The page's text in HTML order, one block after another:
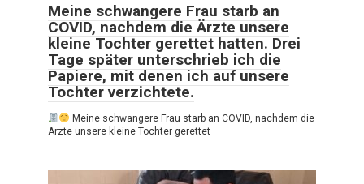
Meine schwangere Frau starb an
COVID, nachdem die Ärzte unsere
kleine Tochter gerettet hatten. Drei
Tage später unterschrieb ich die
Papiere, mit denen ich auf unsere
Tochter verzichtete.
Meine schwangere Frau starb an COVID, nachdem die
Ärzte unsere kleine Tochter gerettet